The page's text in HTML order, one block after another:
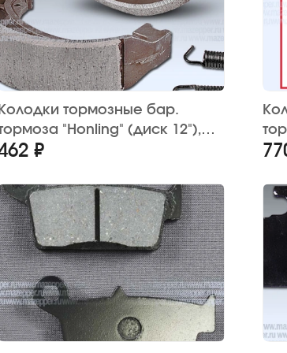
Колодки тормозные бар.
"Honling" (диск 12"),
Lead" 110х25 мм. (2 шт.)
₽